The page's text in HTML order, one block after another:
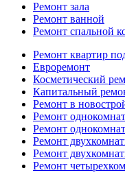
Ремонт зала
Ремонт ванной
Ремонт спальной
Ремонт квартир
Евроремонт
Косметический
Капитальный
Ремонт в
Ремонт
Ремонт
Ремонт
Ремонт
Ремонт